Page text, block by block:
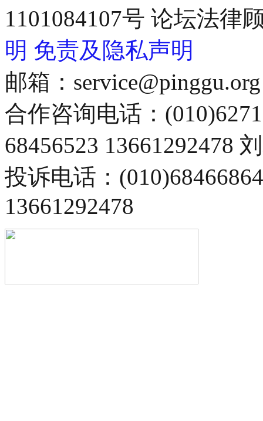
1101084107号 论坛法律
明 免责及隐私声明
邮箱：service@pinggu.org
合作咨询电话：
68456523 13661292478
投诉电话：
13661292478